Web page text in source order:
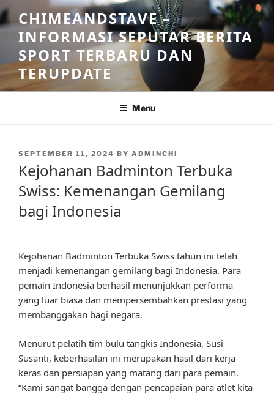
Skip
to
content
CHIMEANDSTAVE –
INFORMASI SEPUTAR BERITA
SPORT TERBARU DAN
TERUPDATE
Menu
POSTED
SEPTEMBER 11, 2024 BY ADMINCHI
Kejohanan Badminton Terbuka
Swiss: Kemenangan Gemilang
bagi Indonesia
Kejohanan Badminton Terbuka Swiss tahun ini telah
menjadi kemenangan gemilang bagi Indonesia. Para
pemain Indonesia berhasil menunjukkan performa
yang luar biasa dan mempersembahkan prestasi yang
membanggakan bagi negara.
Menurut pelatih tim bulu tangkis Indonesia, Susi
Susanti, keberhasilan ini merupakan hasil dari kerja
keras dan persiapan yang matang dari para pemain.
“Kami sangat bangga dengan pencapaian para atlet kita